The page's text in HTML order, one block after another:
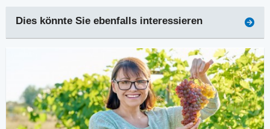
Dies könnte Sie ebenfalls interessieren